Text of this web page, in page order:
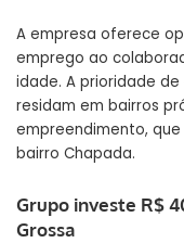
A empresa oferece
emprego ao
idade. A prioridade
residam em bairros
empreendimento, que
bairro Chapada.
Grupo investe R$
Grossa